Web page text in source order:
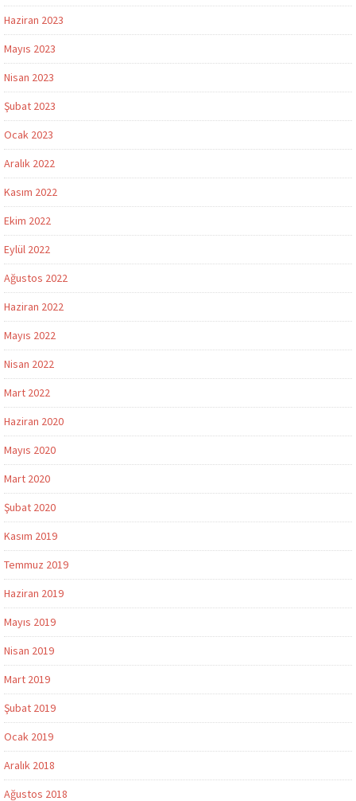
Haziran 2023
Mayıs 2023
Nisan 2023
Şubat 2023
Ocak 2023
Aralık 2022
Kasım 2022
Ekim 2022
Eylül 2022
Ağustos 2022
Haziran 2022
Mayıs 2022
Nisan 2022
Mart 2022
Haziran 2020
Mayıs 2020
Mart 2020
Şubat 2020
Kasım 2019
Temmuz 2019
Haziran 2019
Mayıs 2019
Nisan 2019
Mart 2019
Şubat 2019
Ocak 2019
Aralık 2018
Ağustos 2018